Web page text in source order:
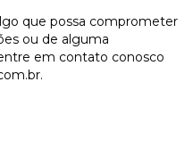
que possa comprometer
ou de alguma
em contato conosco
.